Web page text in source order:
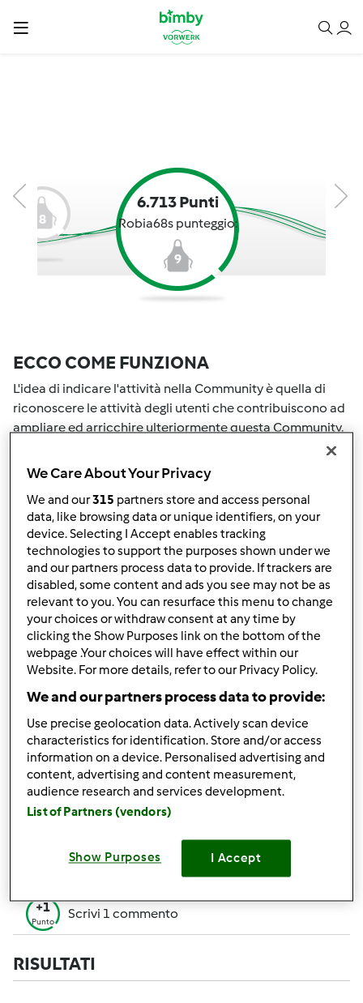
8
6.713 Punti
Robia68s punteggio:
9
ECCO COME FUNZIONA
L'idea di indicare l'attività nella Community è quella di
riconoscere le attività degli utenti che contribuiscono ad
ampliare ed arricchire ulteriormente questa Community.
ricompensate con dei punti. Con il raggiungimento di
certo punteggio, passerai automaticamente al grado
successivo. Il numero all'interno del grembiule accanto al
tuo nome Utente indicherà il tuo grado attuale.
COME PUOI OTTENERE PUNTI PER LA
TUA ATTIVITA'
Eseguendo una delle azioni elencate di seguito è possibile
raccogliere punti. Questi punti si sommeranno alla tuo
punteggio attuale nella Community. Controlla la scala di
punteggio indicata sul grembiule per vedere quanti punti
ti servono per passare al grado successivo.
+50
Punti
Vincitore di un contest
+10
Punti
Creare 1 ricetta (tutti i campi= 10 p. Solo i
campi obbligatori=5 p.)
+1
Punto
Scrivi 1 commento
RISULTATI
We Care About Your Privacy
We and our315 partners store and access personal
data, like browsing data or unique identifiers, on your
device. Selecting I Accept enables tracking
technologies to support the purposes shown under we
and our partners process data to provide. If trackers are
disabled, some content and ads you see may not be as
relevant to you. You can resurface this menu to change
your choices or withdraw consent at any time by
clicking the Show Purposes link on the bottom of the
webpage .Your choices will have effect within our
Website. For more details, refer to our Privacy Policy.
We and our partners process data to provide:
Use precise geolocation data. Actively scan device
characteristics for identification. Store and/or access
information on a device. Personalised advertising and
content, advertising and content measurement,
audience research and services development.
List of Partners (vendors)
Show Purposes I Accept